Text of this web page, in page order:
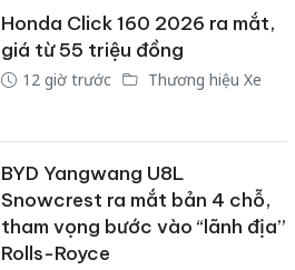
Honda Click 160 2026 ra mắt,
giá từ 55 triệu đồng
12 giờ trước Thương hiệu Xe
BYD Yangwang U8L
Snowcrest ra mắt bản 4 chỗ,
tham vọng bước vào “lãnh địa”
Rolls-Royce